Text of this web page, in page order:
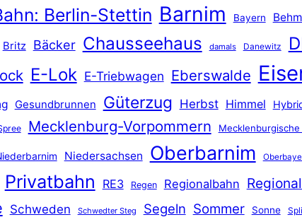
Berlin-Stettin Barnim Bayern
Britz Bäcker Chausseehaus damals Danewitz
E-Lok E-Triebwagen Eberswalde
Gesundbrunnen Güterzug Herbst Himmel
Mecklenburg-Vorpommern
Niedersachsen Oberbarnim
Privatbahn RE3 Regen Regionalbahn
Schweden Schwedter Steg Segeln Sommer Sonne